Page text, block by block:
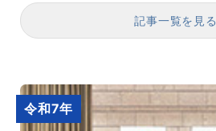
記事一覧を見る
令和7年